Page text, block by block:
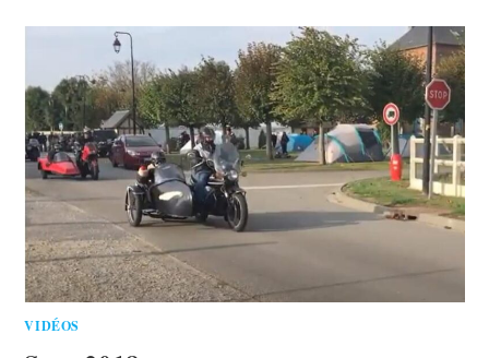
VIDÉOS